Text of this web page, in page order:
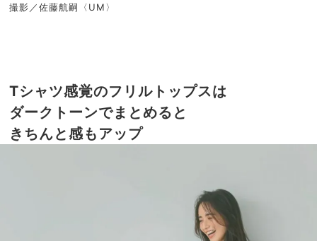
撮影／佐藤航嗣〈UM〉
Tシャツ感覚のフリルトップスは
ダークトーンでまとめると
きちんと感もアップ